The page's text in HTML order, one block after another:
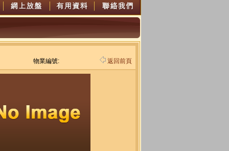
物業編號: 返回前頁